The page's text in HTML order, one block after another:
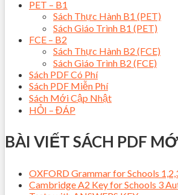
PET – B1
Sách Thực Hành B1 (PET)
Sách Giáo Trình B1 (PET)
FCE – B2
Sách Thực Hành B2 (FCE)
Sách Giáo Trình B2 (FCE)
Sách PDF Có Phí
Sách PDF Miễn Phí
Sách Mới Cập Nhật
HỎI – ĐÁP
BÀI VIẾT SÁCH PDF
OXFORD Grammar for Schools
Cambridge A2 Key for Schools 3